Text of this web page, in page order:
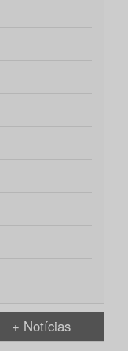
+ Notícias